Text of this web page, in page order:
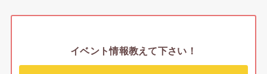
イベント情報教えて下さい！